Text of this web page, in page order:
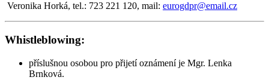
Veronika Horká, tel.: 723 221 120, mail: eurogdpr@email.cz
Whistleblowing:
příslušnou osobou pro přijetí oznámení je Mgr. Lenka
Brnková.